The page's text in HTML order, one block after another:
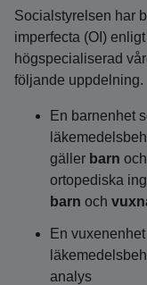
Socialstyrelsen har
imperfecta (OI)
högspecialiserad
följande uppdelning.
En barnenhet
gäller barn
ortopediska
barn och
En
analys